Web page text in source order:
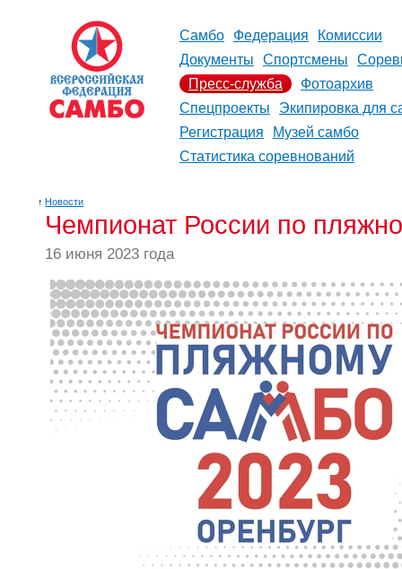
Самбо Федерация
Комиссии
Документы
Спортсмены
Пресс-служба
Фотоархив
Спецпроекты
Экипировка для
Регистрация
Музей самбо
Статистика соревнований
↑ Новости
Чемпионат России по
16 июня 2023 года